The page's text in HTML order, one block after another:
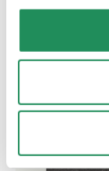
Découvrez